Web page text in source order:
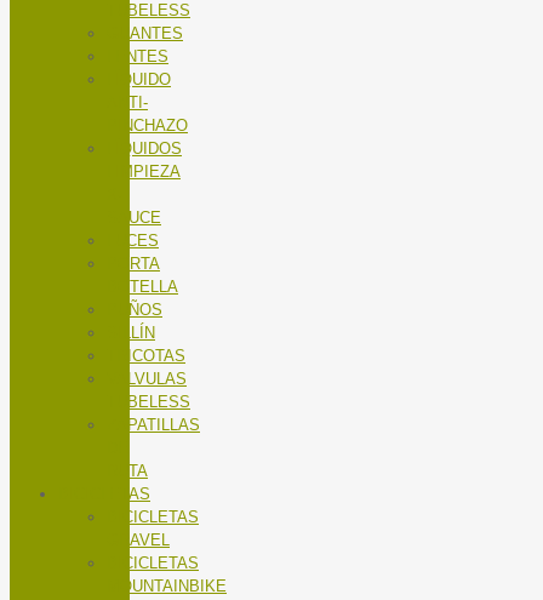
TUBELESS
GUANTES
LENTES
LÍQUIDO
ANTI-
PINCHAZO
LÍQUIDOS
LIMPIEZA
SAUCE
LUCES
PORTA
BOTELLA
PUÑOS
SILLÍN
TRICOTAS
VALVULAS
TUBELESS
ZAPATILLAS
RUTA
BICICLETAS
BICICLETAS
GRAVEL
BICICLETAS
MOUNTAINBIKE